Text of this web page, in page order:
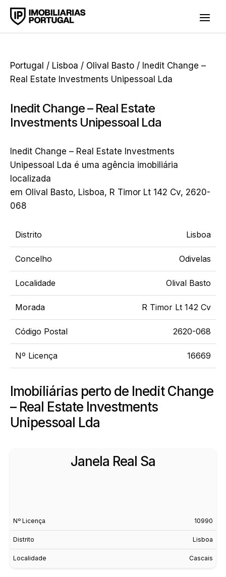
Portugal / Lisboa / Olival Basto / Inedit Change –
Real Estate Investments Unipessoal Lda
Inedit Change – Real Estate
Investments Unipessoal Lda
Inedit Change – Real Estate Investments
Unipessoal Lda é uma agência imobiliária
localizada
em Olival Basto, Lisboa, R Timor Lt 142 Cv, 2620-
068
Distrito Lisboa
Concelho Odivelas
Localidade Olival Basto
Morada R Timor Lt 142 Cv
Código Postal 2620-068
Nº Licença 16669
Imobiliárias perto de Inedit Change
– Real Estate Investments
Unipessoal Lda
Janela Real Sa
Nº Licença 10990
Distrito Lisboa
Localidade Cascais